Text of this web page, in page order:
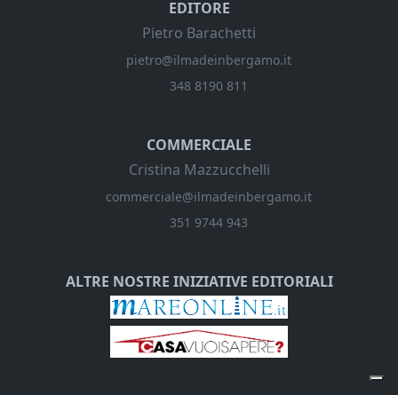
EDITORE
Pietro Barachetti
pietro@ilmadeinbergamo.it
348 8190 811
COMMERCIALE
Cristina Mazzucchelli
commerciale@ilmadeinbergamo.it
351 9744 943
ALTRE NOSTRE INIZIATIVE EDITORIALI